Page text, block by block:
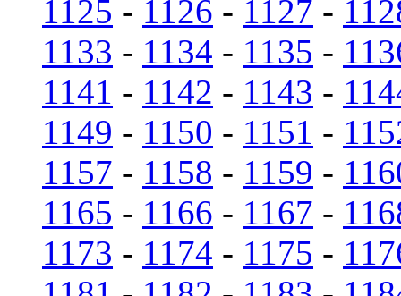
1125 - 1126 - 1127 -
1133 - 1134 - 1135 -
1141 - 1142 - 1143 -
1149 - 1150 - 1151 -
1157 - 1158 - 1159 -
1165 - 1166 - 1167 -
1173 - 1174 - 1175 -